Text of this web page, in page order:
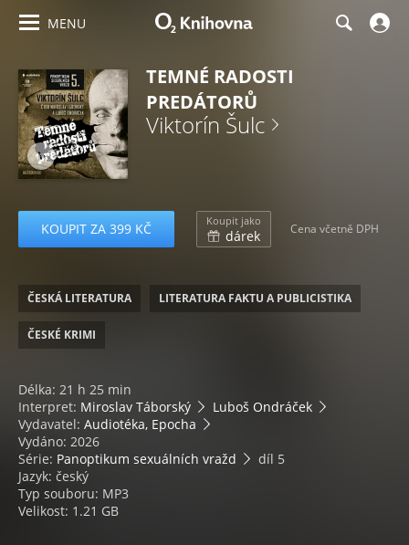
MENU
TEMNÉ RADOSTI
PREDÁTORŮ
Viktorín Šulc
KOUPIT ZA 399 KČ Koupit jako
dárek Cena včetně DPH
ČESKÁ LITERATURA LITERATURA FAKTU A PUBLICISTIKA
ČESKÉ KRIMI
Délka: 21 h 25 min
Interpret: Miroslav Táborský
Luboš Ondráček
Vydavatel: Audiotéka, Epocha
Vydáno: 2026
Série: Panoptikum sexuálních vražd
díl 5
Jazyk: český
Typ souboru: MP3
Velikost: 1.21 GB